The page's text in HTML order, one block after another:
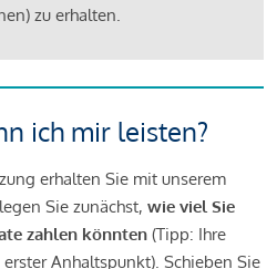
zu erhalten.
ich mir leisten?
erhalten Sie mit unserem
Sie zunächst, wie viel Sie
zahlen könnten (Tipp: Ihre
Anhaltspunkt). Schieben Sie